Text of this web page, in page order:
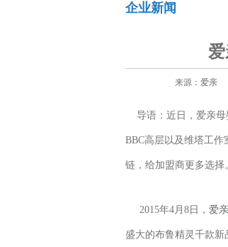
企业新闻
来源： 爱亲
导语：近日，爱亲母
BBC高层以及维塔工
链，给加盟商更多选择
2015年4月8日， 爱
盛大的布鲁精灵千款新